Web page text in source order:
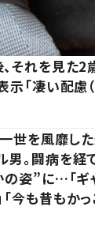
それを見た
凄い配慮（
世を風靡した
男。闘病を経
姿”に…「ギャ
「今も昔もかっ